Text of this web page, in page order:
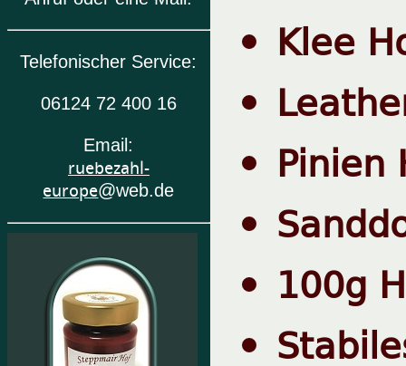
Telefonischer Service:
06124 72 400 16
Email:
ruebezahl-
europe@web.de
Klee
Pinien
100g